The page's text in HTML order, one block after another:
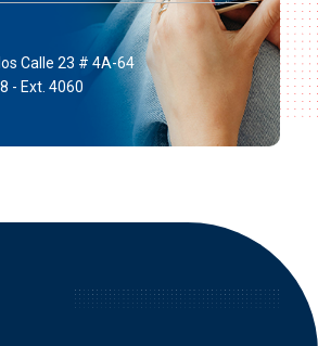
Calle 23 # 4A-64
- Ext. 4060